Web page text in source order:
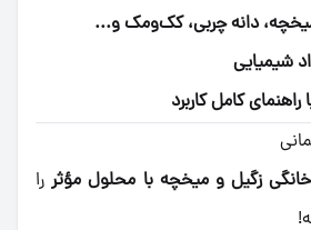
میخچه، دانه چربی، کک‌ومک و...
شیمیایی
کامل کاربرد
زگیل و میخچه با محلول مؤثررا